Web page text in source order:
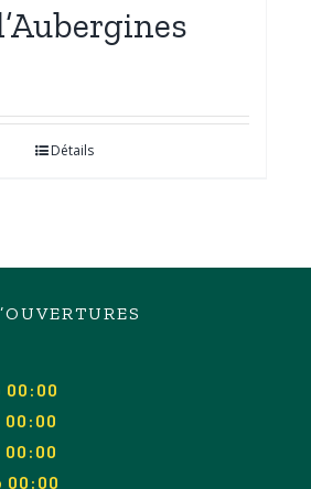
Détails
00:00
00 :00
00 :00
00 :00